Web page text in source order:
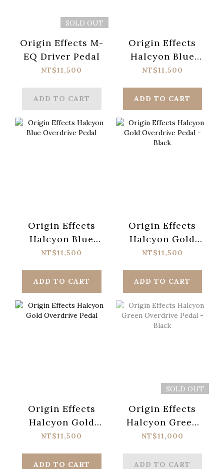
SOLD OUT
Origin Effects M-
EQ Driver Pedal
NT$11,500
ADD TO CART
Origin Effects
Halcyon Blue
Overdrive Pedal -
NT$11,500
ADD TO CART
Origin Effects
Halcyon Blue
Overdrive Pedal
NT$11,500
ADD TO CART
Origin Effects
Halcyon Gold
Overdrive Pedal -
NT$11,500
ADD TO CART
Origin Effects
Halcyon Gold
Overdrive Pedal
NT$11,500
ADD TO CART
SOLD OUT
Origin Effects
Halcyon Green
Overdrive Pedal -
NT$11,000
ADD TO CART